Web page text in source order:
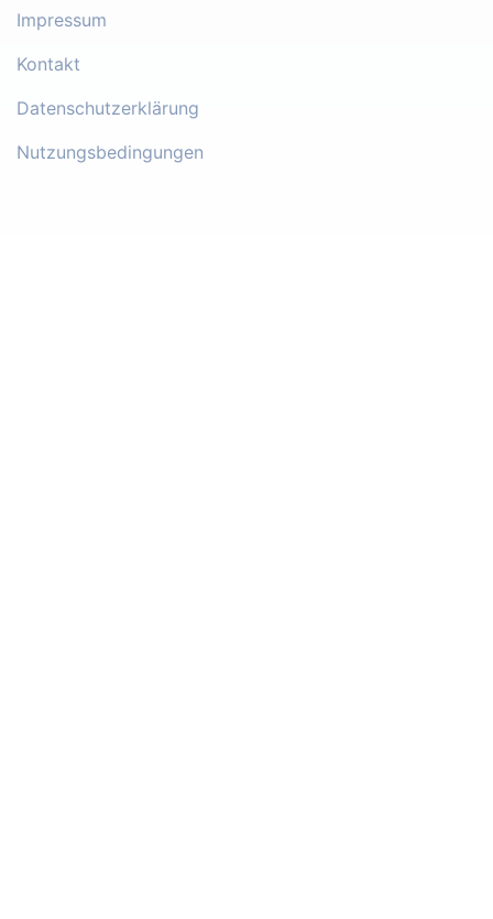
Impressum
Kontakt
Datenschutzerklärung
Nutzungsbedingungen